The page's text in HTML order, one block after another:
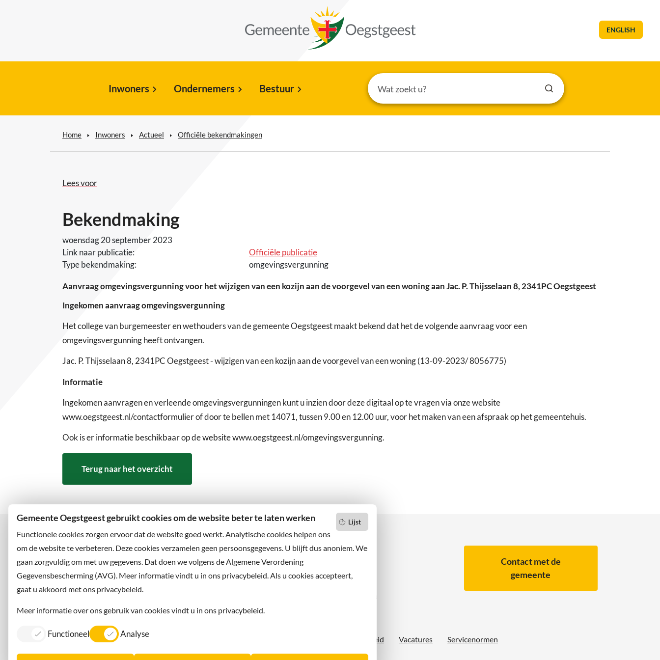
Lijst
Gemeente Oegstgeest gebruikt cookies om de website beter te laten werken
Functionele cookies zorgen ervoor dat de website goed werkt. Analytische cookies helpen ons
om de website te verbeteren. Deze cookies verzamelen geen persoonsgegevens. U blijft dus anoniem. We
gaan zorgvuldig om met uw gegevens. Dat doen we volgens de Algemene Verordening
Gegevensbescherming (AVG). Meer informatie vindt u in ons privacybeleid. Als u cookies accepteert,
gaat u akkoord met ons privacybeleid.
Meer informatie over ons gebruik van cookies vindt u in ons privacybeleid.
Functioneel Analyse
ENGLISH
Inwoners Ondernemers Bestuur
Home Inwoners Actueel Officiële bekendmakingen
Lees voor
Bekendmaking
woensdag 20 september 2023
Link naar publicatie:
Officiële publicatie
Type bekendmaking:
omgevingsvergunning
Aanvraag omgevingsvergunning voor het wijzigen van een kozijn aan de voorgevel van een woning aan Jac. P. Thijsselaan 8, 2341PC Oegstgeest
Ingekomen aanvraag omgevingsvergunning
Het college van burgemeester en wethouders van de gemeente Oegstgeest maakt bekend dat het de volgende aanvraag voor een
omgevingsvergunning heeft ontvangen.
Jac. P. Thijsselaan 8, 2341PC Oegstgeest - wijzigen van een kozijn aan de voorgevel van een woning (13-09-2023/ 8056775)
Informatie
Ingekomen aanvragen en verleende omgevingsvergunningen kunt u inzien door deze digitaal op te vragen via onze website
www.oegstgeest.nl/contactformulier of door te bellen met 14071, tussen 9.00 en 12.00 uur, voor het maken van een afspraak op het gemeentehuis.
Ook is er informatie beschikbaar op de website www.oegstgeest.nl/omgevingsvergunning.
Terug naar het overzicht
Bezoekadres
Rhijngeesterstraatweg 13
2342 AN Oegstgeest
Wilt u niets missen?
Abonneer u op onze nieuwsbrief
X
Instagram
Contact met de
gemeente
Contact Information in English Toegankelijkheid Vacatures
Servicenormen
Dorpsmarketing Oegstgeest